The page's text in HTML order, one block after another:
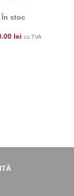
MB-
În stoc
lei cu TVA